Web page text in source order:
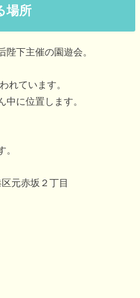
場所
陛下主催の園遊会。
れています。
中に位置します。
。
区元赤坂２丁目